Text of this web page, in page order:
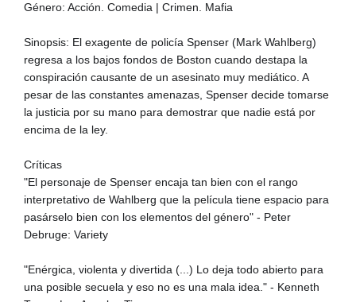
Género: Acción. Comedia | Crimen. Mafia
Sinopsis: El exagente de policía Spenser (Mark Wahlberg)
regresa a los bajos fondos de Boston cuando destapa la
conspiración causante de un asesinato muy mediático. A
pesar de las constantes amenazas, Spenser decide tomarse
la justicia por su mano para demostrar que nadie está por
encima de la ley.
Críticas
"El personaje de Spenser encaja tan bien con el rango
interpretativo de Wahlberg que la película tiene espacio para
pasárselo bien con los elementos del género" - Peter
Debruge: Variety
"Enérgica, violenta y divertida (...) Lo deja todo abierto para
una posible secuela y eso no es una mala idea." - Kenneth